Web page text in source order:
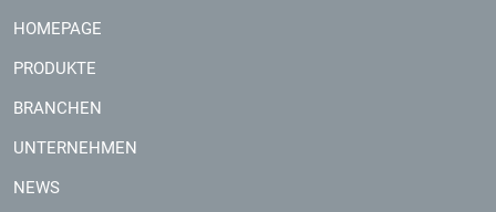
HOMEPAGE
PRODUKTE
BRANCHEN
UNTERNEHMEN
NEWS